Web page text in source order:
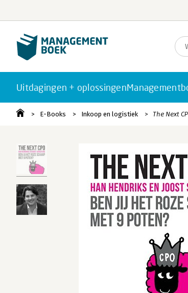
Uitdagingen + oplossingen
E-Books Inkoop en logistiek The Next